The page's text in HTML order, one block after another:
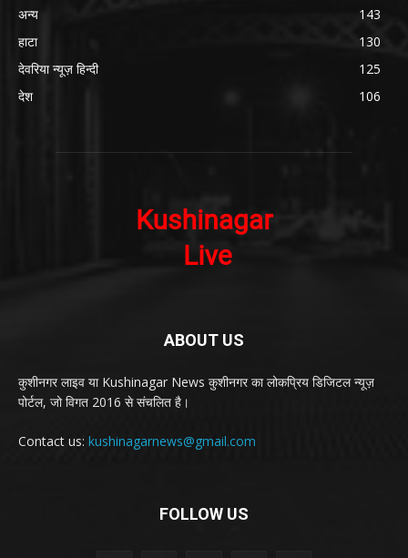
अन्य
143
हाटा
130
देवरिया न्यूज़ हिन्दी
125
देश
106
ABOUT US
कुशीनगर लाइव या Kushinagar News कुशीनगर का लोकप्रिय डिजिटल न्यूज़
पोर्टल, जो विगत 2016 से संचलित है।
Contact us: kushinagarnews@gmail.com
FOLLOW US